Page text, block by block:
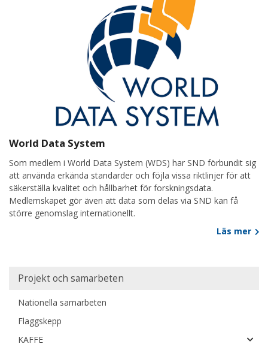
World Data System
Som medlem i World Data System (WDS) har SND förbundit sig
att använda erkända standarder och föjla vissa riktlinjer för att
säkerställa kvalitet och hållbarhet för forskningsdata.
Medlemskapet gör även att data som delas via SND kan få
större genomslag internationellt.
Läs mer
Main
Projekt och samarbeten
Nationella samarbeten
Flaggskepp
KAFFE